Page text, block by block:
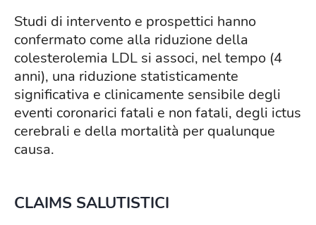
Studi di intervento e prospettici hanno
confermato come alla riduzione della
colesterolemia LDL si associ, nel tempo (4
anni), una riduzione statisticamente
significativa e clinicamente sensibile degli
eventi coronarici fatali e non fatali, degli ictus
cerebrali e della mortalità per qualunque
causa.
CLAIMS SALUTISTICI